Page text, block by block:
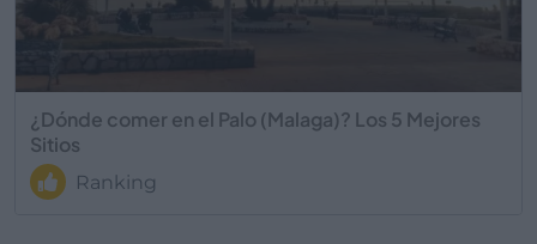
¿Dónde comer en el Palo (Malaga)? Los 5 Mejores
Sitios
Ranking